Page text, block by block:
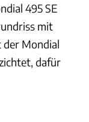
495 SE
mit
der Mondial
dafür